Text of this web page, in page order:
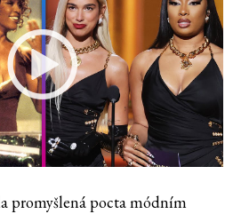
promyšlená pocta módním